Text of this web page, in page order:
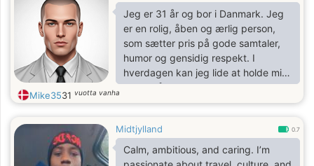
Jeg er 31 år og bor i Danmark. Jeg
er en rolig, åben og ærlig person,
som sætter pris på gode samtaler,
humor og gensidig respekt. I
hverdagen kan jeg lide at holde mig
aktiv, gå ture, lytte til musik og nyde
en god kop kaffe. Jeg værdsætter
oplevelser.
Mike3531 vuotta vanha
Midtjylland 0.7
Calm, ambitious, and caring. I’m